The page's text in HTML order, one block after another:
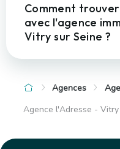
Comment
avec l'agence
Vitry sur Seine ?
Agences
Agence l'Adresse -